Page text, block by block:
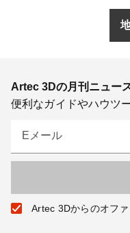
Artec 3Dの月刊ニュー
便利なガイドやハウツ
Eメール
Artec 3Dからのオフ